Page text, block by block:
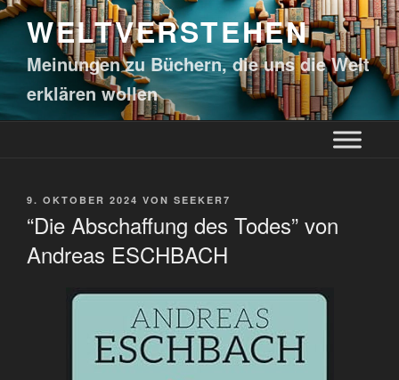
WELTVERSTEHEN
Meinungen zu Büchern, die uns die Welt
erklären wollen
9. OKTOBER 2024 VON SEEKER7
“Die Abschaffung des Todes” von
Andreas ESCHBACH